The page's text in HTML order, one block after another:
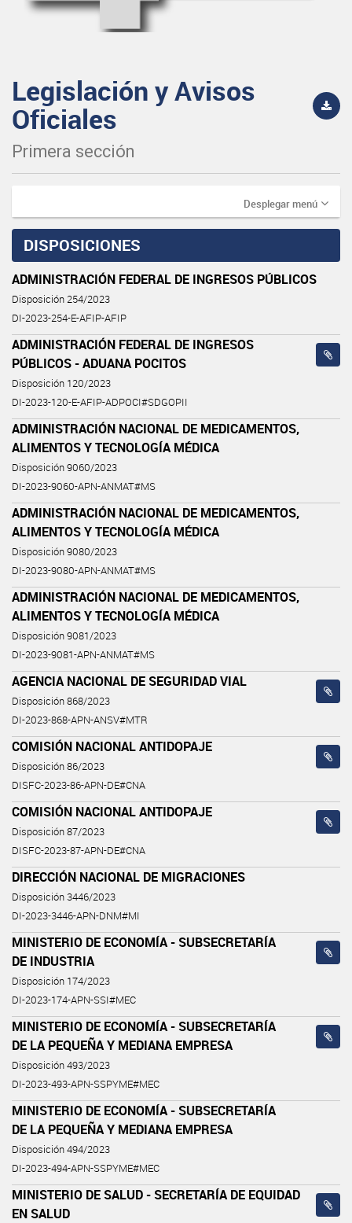
Legislación y Avisos
Oficiales
Primera sección
Desplegar menú
DISPOSICIONES
ADMINISTRACIÓN FEDERAL DE INGRESOS PÚBLICOS
Disposición 254/2023
DI-2023-254-E-AFIP-AFIP
ADMINISTRACIÓN FEDERAL DE INGRESOS
PÚBLICOS - ADUANA POCITOS
Disposición 120/2023
DI-2023-120-E-AFIP-ADPOCI#SDGOPII
ADMINISTRACIÓN NACIONAL DE MEDICAMENTOS,
ALIMENTOS Y TECNOLOGÍA MÉDICA
Disposición 9060/2023
DI-2023-9060-APN-ANMAT#MS
ADMINISTRACIÓN NACIONAL DE MEDICAMENTOS,
ALIMENTOS Y TECNOLOGÍA MÉDICA
Disposición 9080/2023
DI-2023-9080-APN-ANMAT#MS
ADMINISTRACIÓN NACIONAL DE MEDICAMENTOS,
ALIMENTOS Y TECNOLOGÍA MÉDICA
Disposición 9081/2023
DI-2023-9081-APN-ANMAT#MS
AGENCIA NACIONAL DE SEGURIDAD VIAL
Disposición 868/2023
DI-2023-868-APN-ANSV#MTR
COMISIÓN NACIONAL ANTIDOPAJE
Disposición 86/2023
DISFC-2023-86-APN-DE#CNA
COMISIÓN NACIONAL ANTIDOPAJE
Disposición 87/2023
DISFC-2023-87-APN-DE#CNA
DIRECCIÓN NACIONAL DE MIGRACIONES
Disposición 3446/2023
DI-2023-3446-APN-DNM#MI
MINISTERIO DE ECONOMÍA - SUBSECRETARÍA
DE INDUSTRIA
Disposición 174/2023
DI-2023-174-APN-SSI#MEC
MINISTERIO DE ECONOMÍA - SUBSECRETARÍA
DE LA PEQUEÑA Y MEDIANA EMPRESA
Disposición 493/2023
DI-2023-493-APN-SSPYME#MEC
MINISTERIO DE ECONOMÍA - SUBSECRETARÍA
DE LA PEQUEÑA Y MEDIANA EMPRESA
Disposición 494/2023
DI-2023-494-APN-SSPYME#MEC
MINISTERIO DE SALUD - SECRETARÍA DE EQUIDAD
EN SALUD